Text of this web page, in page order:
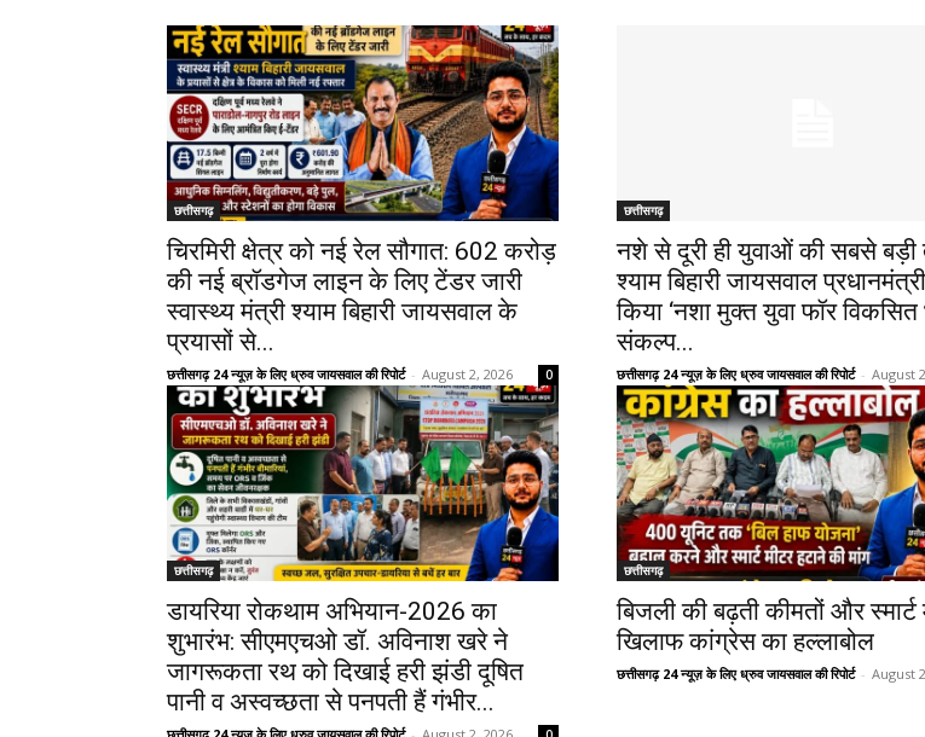
छत्तीसगढ़
चिरमिरी क्षेत्र को नई रेल सौगात: ₹602 करोड़
की नई ब्रॉडगेज लाइन के लिए टेंडर जारी
स्वास्थ्य मंत्री श्याम बिहारी जायसवाल के
प्रयासों से...
छत्तीसगढ़ 24 न्यूज़ के लिए ध्रुव जायसवाल की रिपोर्ट - August 2, 2026 0
छत्तीसगढ़
नशे से दूरी ही युवाओं की सबसे बड़ी
श्याम बिहारी जायसवाल
किया ‘नशा मुक्त युवा फॉर विकसित
संकल्प...
छत्तीसगढ़ 24 न्यूज़ के लिए ध्रुव जायसवाल की रिपोर्ट - August
छत्तीसगढ़
डायरिया रोकथाम अभियान-2026 का
शुभारंभ: सीएमएचओ डॉ. अविनाश खरे ने
जागरूकता रथ को दिखाई हरी झंडी दूषित
पानी व अस्वच्छता से पनपती हैं गंभीर...
छत्तीसगढ़
बिजली की बढ़ती कीमतों और
खिलाफ कांग्रेस का हल्लाबोल
छत्तीसगढ़ 24 न्यूज़ के लिए ध्रुव जायसवाल की रिपोर्ट - August